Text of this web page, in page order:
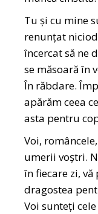
Tu și cu mine
renunțat
încercat să ne
se măsoară în
În răbdare.
apărăm ceea
asta pentru
Voi,
umerii voștri.
în fiecare zi,
dragostea
Voi sunteți